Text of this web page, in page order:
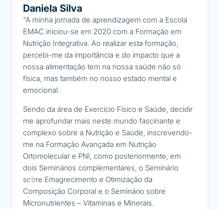
Daniela Silva
“A minha jornada de aprendizagem com a Escola
EMAC iniciou-se em 2020 com a Formação em
Nutrição Integrativa. Ao realizar esta formação,
percebi-me da importância e do impacto que a
nossa alimentação tem na nossa saúde não só
física, mas também no nosso estado mental e
emocional.
Sendo da área de Exercício Físico e Saúde, decidir
me aprofundar mais neste mundo fascinante e
complexo sobre a Nutrição e Saúde, inscrevendo-
me na Formação Avançada em Nutrição
Ortomolecular e PNI, como posteriormente, em
dois Seminários complementares, o Seminário
sobre Emagrecimento e Otimização da
Composição Corporal e o Seminário sobre
Micronutrientes – Vitaminas e Minerais.